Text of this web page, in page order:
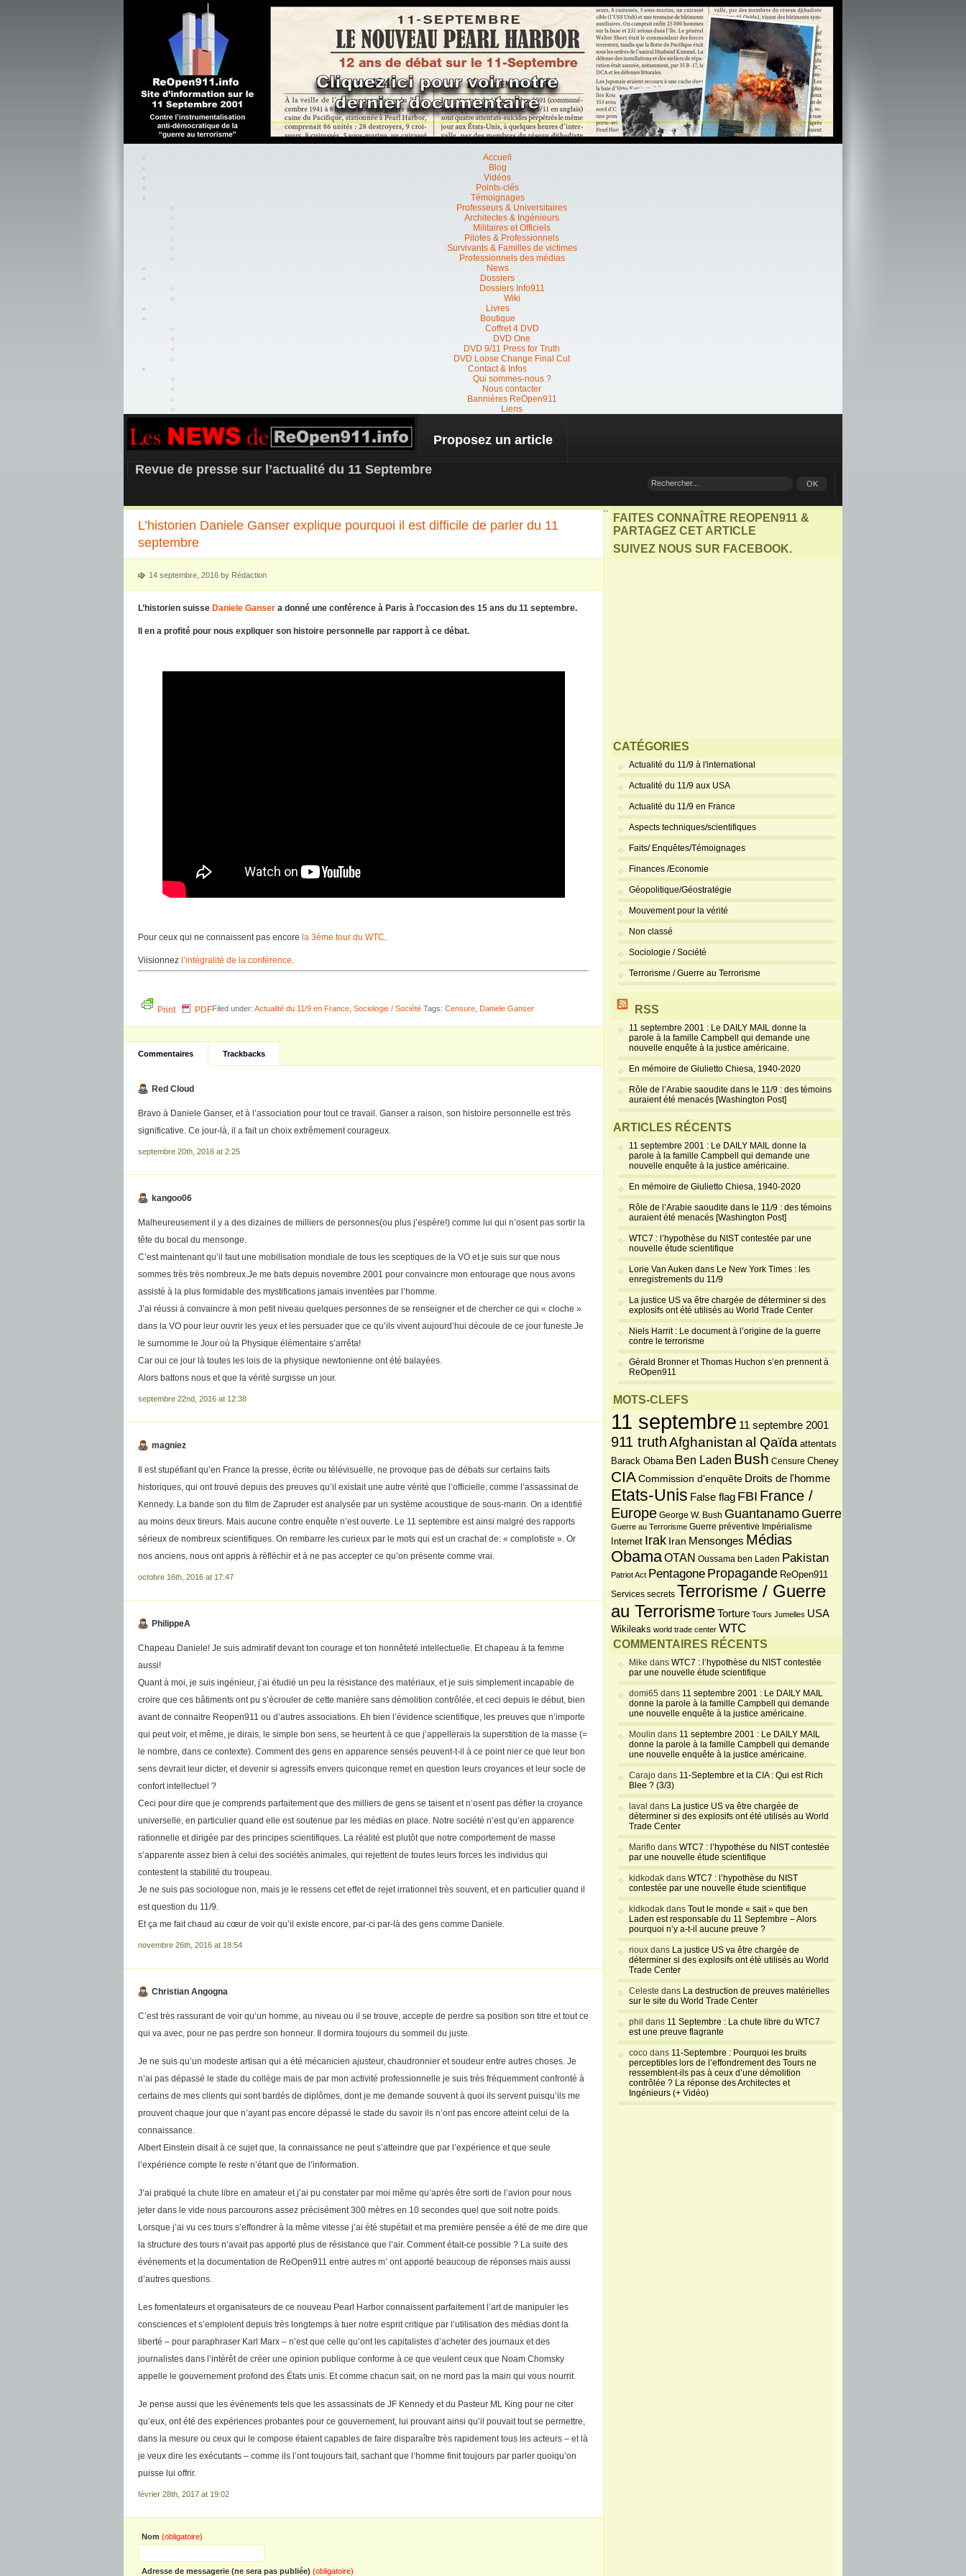
Accueil
Blog
Vidéos
Points-clés
Témoignages
Professeurs & Universitaires
Architectes & Ingénieurs
Militaires et Officiels
Pilotes & Professionnels
Survivants & Familles de victimes
Professionnels des médias
News
Dossiers
Dossiers Info911
Wiki
Livres
Boutique
Coffret 4 DVD
DVD One
DVD 9/11 Press for Truth
DVD Loose Change Final Cut
Contact & Infos
Qui sommes-nous ?
Nous contacter
Bannières ReOpen911
Liens
REOPEN911 – NEWS
Proposez un article
Revue de presse sur l’actualité du 11 Septembre
L’historien Daniele Ganser explique pourquoi il est difficile de parler du 11
septembre
14 septembre, 2016 by Rédaction
L’historien suisse Daniele Ganser a donné une conférence à Paris à l’occasion des 15 ans du 11 septembre.
Il en a profité pour nous expliquer son histoire personnelle par rapport à ce débat.
Pour ceux qui ne connaissent pas encore la 3ème tour du WTC.
Viisionnez l’intégralité de la conférence.
Print PDFFiled under: Actualité du 11/9 en France Sociologie / Société Tags: Censure Daniele Ganser
Commentaires Trackbacks
Red Cloud
Bravo à Daniele Ganser, et à l’association pour tout ce travail. Ganser a raison, son histoire personnelle est très
significative. Ce jour-là, il a fait un choix extrêmement courageux.
septembre 20th, 2016 at 2:25
kangoo06
Malheureusement il y a des dizaines de milliers de personnes(ou plus j’espère!) comme lui qui n’osent pas sortir la
tête du bocal du mensonge.
C’est maintenant qu’il faut une mobilisation mondiale de tous les sceptiques de la VO et je suis sur que nous
sommes très très nombreux.Je me bats depuis novembre 2001 pour convaincre mon entourage que nous avons
assisté à la plus formidable des mystifications jamais inventées par l’homme.
J’ai réussi à convaincre à mon petit niveau quelques personnes de se renseigner et de chercher ce qui « cloche »
dans la VO pour leur ouvrir les yeux et les persuader que ce qu’ils vivent aujourd’hui découle de ce jour funeste.Je
le surnomme le Jour où la Physique élémentaire s’arrêta!
Car oui ce jour là toutes les lois de la physique newtonienne ont été balayées.
Alors battons nous et que la vérité surgisse un jour.
septembre 22nd, 2016 at 12:38
magniez
Il est stupéfiant qu’en France la presse, écrite ou télévisuelle, ne provoque pas de débats sur certains faits
historiques, qui ont trouvé depuis des preuves qu’il existait une autre vérité que l’officielle, comme l’assassinat de
Kennedy. La bande son du film de Zapruder est analysée par un système acoustique de sous-marin. On a identifié
au moins deux tireurs. Mais aucune contre enquête n’est ouverte. Le 11 septembre est ainsi malgré des rapports
sérieux de nombreux scientifiques. On rembarre les curieux par le mots qui est un crachat de: « complotiste ». Or
nos anciens, nous ont appris à réfléchir et à ne pas accepter ce qu’on présente comme vrai.
octobre 16th, 2016 at 17:47
PhilippeA
Chapeau Daniele! Je suis admiratif devant ton courage et ton honnêteté intellectuelle. Et chapeau à ta femme
aussi!
Quant à moi, je suis ingénieur, j’ai étudié un peu la résistance des matériaux, et je suis simplement incapable de
croire que ces bâtiments ont pu s’écrouler de cette manière sans démolition contrôlée, et ceci depuis le début, bien
avant de connaitre Reopen911 ou d’autres associations. Eh bien l’évidence scientifique, les preuves que n’importe
qui peut voir, et même, je dirais, le simple bon sens, se heurtent à ce que j’appellerais la superstition de la masse (=
le nombre, dans ce contexte). Comment des gens en apparence sensés peuvent-t-il à ce point nier ce que leur bon
sens devrait leur dicter, et devenir si agressifs envers quiconque remet en question leurs croyances et leur socle de
confort intellectuel ?
Ceci pour dire que je comprends parfaitement que des milliers de gens se taisent et n’osent pas défier la croyance
universelle, en particulier quand elle est soutenue par les médias en place. Notre société n’est qu’en apparence
rationnelle et dirigée par des principes scientifiques. La réalité est plutôt que notre comportement de masse
s’apparente assez bien à celui des sociétés animales, qui rejettent de toutes leurs forces les individus qui
contestent la stabilité du troupeau.
Je ne suis pas sociologue non, mais je le ressens cet effet de rejet irrationnel très souvent, et en particulier quand il
est question du 11/9.
Et ça me fait chaud au cœur de voir qu’il existe encore, par-ci par-là des gens comme Daniele.
novembre 26th, 2016 at 18:54
Christian Angogna
C’est très rassurant de voir qu’un homme, au niveau ou il se trouve, accepte de perdre sa position son titre et tout ce
qui va avec, pour ne pas perdre son honneur. Il dormira toujours du sommeil du juste.
Je ne suis qu’un modeste artisan qui a été mécanicien ajusteur, chaudronnier et soudeur entre autres choses. Je
n’ai pas dépassé le stade du collège mais de par mon activité professionnelle je suis très fréquemment confronté à
certains de mes clients qui sont bardés de diplômes, dont je me demande souvent à quoi ils servent puisqu’ils me
prouvent chaque jour que n’ayant pas encore dépassé le stade du savoir ils n’ont pas encore atteint celui de la
connaissance.
Albert Einstein disait à ce sujet que, la connaissance ne peut s’atteindre que par l’expérience et que seule
l’expérience compte le reste n’étant que de l’information.
J’ai pratiqué la chute libre en amateur et j’ai pu constater par moi même qu’après être sorti de l’avion pour nous
jeter dans le vide nous parcourons assez précisément 300 mètres en 10 secondes quel que soit notre poids.
Lorsque j’ai vu ces tours s’effondrer à la même vitesse j’ai été stupéfait et ma première pensée a été de me dire que
la structure des tours n’avait pas apporté plus de résistance que l’air. Comment était-ce possible ? La suite des
événements et la documentation de ReOpen911 entre autres m’ ont apporté beaucoup de réponses mais aussi
d’autres questions.
Les fomentateurs et organisateurs de ce nouveau Pearl Harbor connaissent parfaitement l’art de manipuler les
consciences et s’emploient depuis très longtemps à tuer notre esprit critique par l’utilisation des médias dont la
liberté – pour paraphraser Karl Marx – n’est que celle qu’ont les capitalistes d’acheter des journaux et des
journalistes dans l’intérêt de créer une opinion publique conforme à ce que veulent ceux que Noam Chomsky
appelle le gouvernement profond des États unis. Et comme chacun sait, on ne mord pas la main qui vous nourrit.
Je pense aussi que les événements tels que les assassinats de JF Kennedy et du Pasteur ML King pour ne citer
qu’eux, ont été des expériences probantes pour ce gouvernement, lui prouvant ainsi qu’il pouvait tout se permettre,
dans la mesure ou ceux qui le compose étaient capables de faire disparaître très rapidement tous les acteurs – et là
je veux dire les exécutants – comme ils l’ont toujours fait, sachant que l’homme finit toujours par parler quoiqu’on
puisse lui offrir.
février 28th, 2017 at 19:02
Nom (obligatoire)
Adresse de messagerie (ne sera pas publiée) (obligatoire)
``
FAITES CONNAÎTRE REOPEN911 &
PARTAGEZ CET ARTICLE
SUIVEZ NOUS SUR FACEBOOK.
CATÉGORIES
Actualité du 11/9 à l'international
Actualité du 11/9 aux USA
Actualité du 11/9 en France
Aspects techniques/scientifiques
Faits/ Enquêtes/Témoignages
Finances /Economie
Géopolitique/Géostratégie
Mouvement pour la vérité
Non classé
Sociologie / Société
Terrorisme / Guerre au Terrorisme
RSS
11 septembre 2001 : Le DAILY MAIL donne la
parole à la famille Campbell qui demande une
nouvelle enquête à la justice américaine.
En mémoire de Giulietto Chiesa, 1940-2020
Rôle de l’Arabie saoudite dans le 11/9 : des témoins
auraient été menacés [Washington Post]
ARTICLES RÉCENTS
11 septembre 2001 : Le DAILY MAIL donne la
parole à la famille Campbell qui demande une
nouvelle enquête à la justice américaine.
En mémoire de Giulietto Chiesa, 1940-2020
Rôle de l’Arabie saoudite dans le 11/9 : des témoins
auraient été menacés [Washington Post]
WTC7 : l’hypothèse du NIST contestée par une
nouvelle étude scientifique
Lorie Van Auken dans Le New York Times : les
enregistrements du 11/9
La justice US va être chargée de déterminer si des
explosifs ont été utilisés au World Trade Center
Niels Harrit : Le document à l’origine de la guerre
contre le terrorisme
Gérald Bronner et Thomas Huchon s’en prennent à
ReOpen911
MOTS-CLEFS
11 septembre 11 septembre 2001
911 truthAfghanistanal Qaïda attentats
Barack Obama Ben Laden Bush Censure Cheney
CIA Commission d'enquête Droits de l'homme
Etats-Unis False flag FBI France /
Europe George W. Bush Guantanamo Guerre
Guerre au Terrorisme Guerre préventive Impérialisme
Internet Irak Iran Mensonges Médias
ObamaOTAN Oussama ben Laden Pakistan
Patriot Act Pentagone Propagande ReOpen911
Services secrets Terrorisme / Guerre
au TerrorismeTorture Tours Jumelles USA
Wikileaks world trade center WTC
COMMENTAIRES RÉCENTS
Mike dans WTC7 : l’hypothèse du NIST contestée
par une nouvelle étude scientifique
domi65 dans 11 septembre 2001 : Le DAILY MAIL
donne la parole à la famille Campbell qui demande
une nouvelle enquête à la justice américaine.
Moulin dans 11 septembre 2001 : Le DAILY MAIL
donne la parole à la famille Campbell qui demande
une nouvelle enquête à la justice américaine.
Carajo dans 11-Septembre et la CIA : Qui est Rich
Blee ? (3/3)
laval dans La justice US va être chargée de
déterminer si des explosifs ont été utilisés au World
Trade Center
Mariflo dans WTC7 : l’hypothèse du NIST contestée
par une nouvelle étude scientifique
kidkodak dans WTC7 : l’hypothèse du NIST
contestée par une nouvelle étude scientifique
kidkodak dans Tout le monde « sait » que ben
Laden est responsable du 11 Septembre – Alors
pourquoi n’y a-t-il aucune preuve ?
rioux dans La justice US va être chargée de
déterminer si des explosifs ont été utilisés au World
Trade Center
Celeste dans La destruction de preuves matérielles
sur le site du World Trade Center
phil dans 11 Septembre : La chute libre du WTC7
est une preuve flagrante
coco dans 11-Septembre : Pourquoi les bruits
perceptibles lors de l’effondrement des Tours ne
ressemblent-ils pas à ceux d’une démolition
contrôlée ? La réponse des Architectes et
Ingénieurs (+ Vidéo)